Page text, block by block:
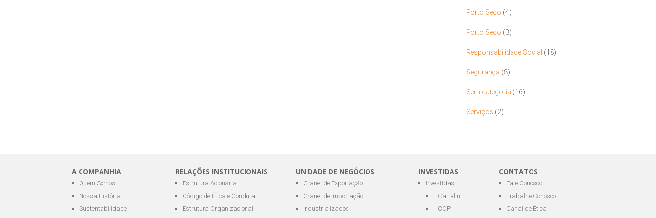
Porto Seco (4)
Porto Seco (3)
Responsabilidade Social (18)
Segurança (8)
Sem categoria (16)
Serviços (2)
A COMPANHIA
Quem Somos
Nossa História
Sustentabilidade
RELAÇÕES INSTITUCIONAIS
Estrutura Acionária
Código de Ética e Conduta
Estrutura Organizacional
UNIDADE DE NEGÓCIOS
Granel de Exportação
Granel de Importação
Industrializados
INVESTIDAS
Investidas
Cattalini
COPI
CONTATOS
Fale Conosco
Trabalhe Conosco
Canal de Ética